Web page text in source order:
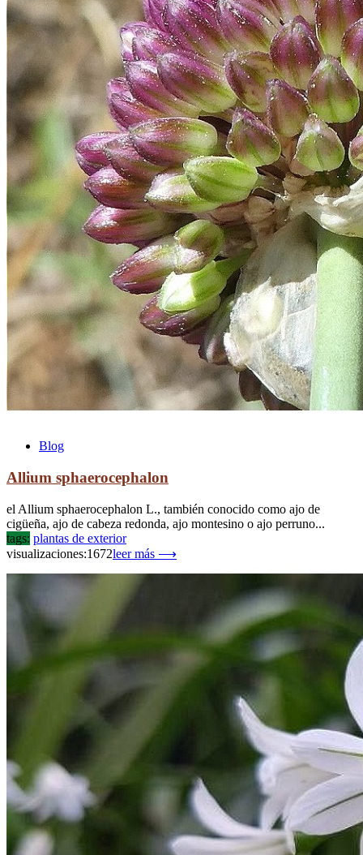
Blog
Allium sphaerocephalon
el Allium sphaerocephalon L., también conocido como ajo de
cigüeña, ajo de cabeza redonda, ajo montesino o ajo perruno...
tags: plantas de exterior
visualizaciones:1672leer más ⟶